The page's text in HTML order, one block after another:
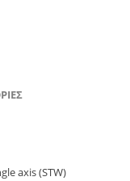
axis (STW)